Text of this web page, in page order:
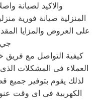
والاكيد لصيانة
المنزلية صيانة فورية
على العروض والمزايا
جي
كيفية التواصل مع
العملاء فى المشكلات
لذلك يقوم بتوفير جميع
الكهربية فى اى وقت